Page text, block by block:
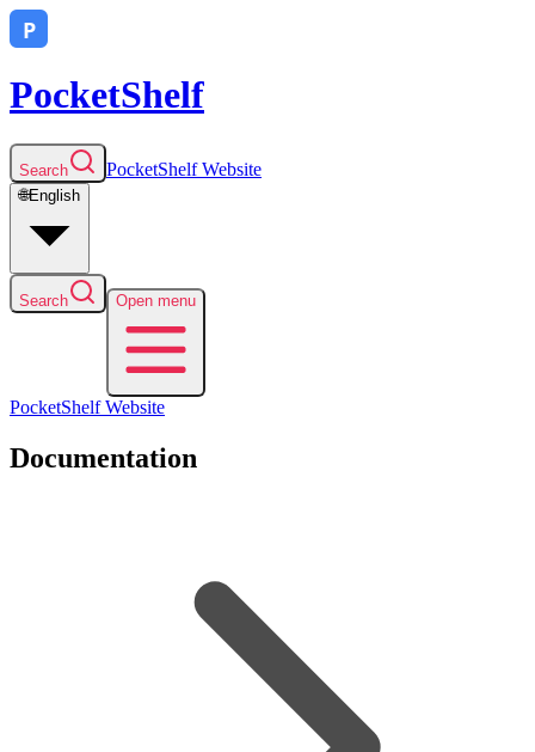
PocketShelf
Search PocketShelfWebsite
🌐English
Search Open menu
PocketShelfWebsite
Documentation